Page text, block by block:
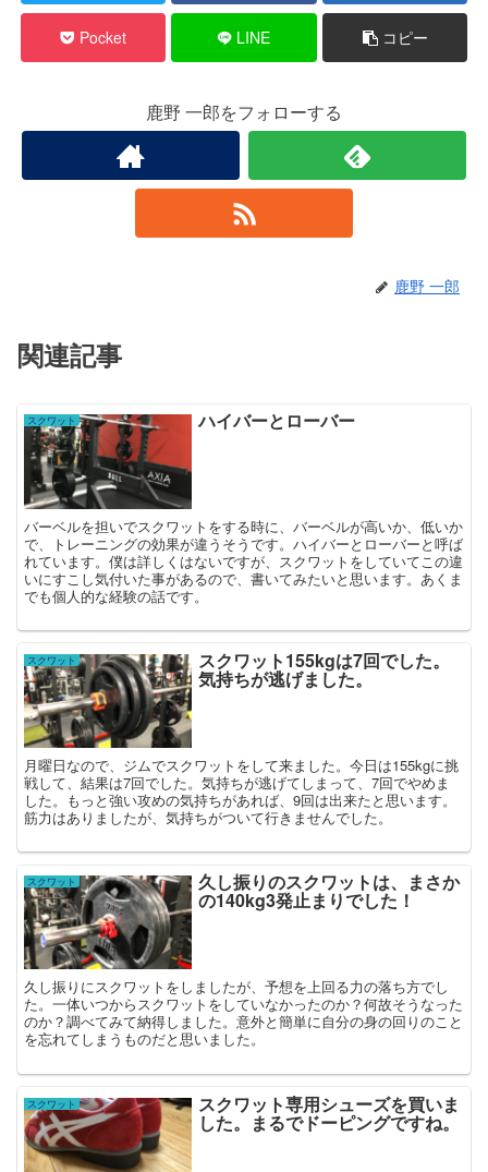
Pocket LINE コピー
鹿野 一郎をフォローする
鹿野 一郎
関連記事
スクワット ハイバーとローバー
バーベルを担いでスクワットをする時に、バーベルが高いか、低いか
で、トレーニングの効果が違うそうです。ハイバーとローバーと呼ば
れています。僕は詳しくはないですが、スクワットをしていてこの違
いにすこし気付いた事があるので、書いてみたいと思います。あくま
でも個人的な経験の話です。
スクワット スクワット155kgは7回でした。
気持ちが逃げました。
月曜日なので、ジムでスクワットをして来ました。今日は155kgに挑
戦して、結果は7回でした。気持ちが逃げてしまって、7回でやめま
した。もっと強い攻めの気持ちがあれば、9回は出来たと思います。
筋力はありましたが、気持ちがついて行きませんでした。
スクワット 久し振りのスクワットは、まさか
の140kg3発止まりでした！
久し振りにスクワットをしましたが、予想を上回る力の落ち方でし
た。一体いつからスクワットをしていなかったのか？何故そうなった
のか？調べてみて納得しました。意外と簡単に自分の身の回りのこと
を忘れてしまうものだと思いました。
スクワット スクワット専用シューズを買いま
した。まるでドーピングですね。